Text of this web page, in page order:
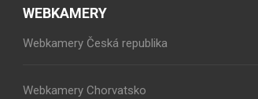
WEBKAMERY
Webkamery Česká republika
Webkamery Chorvatsko